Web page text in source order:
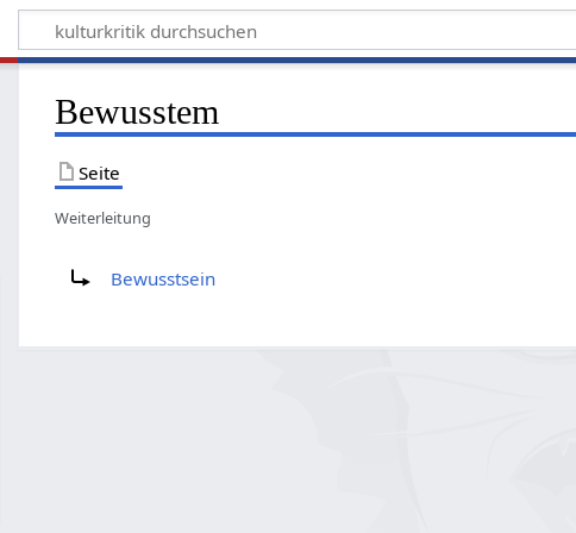
Bewusstem
Seite
Weiterleitung
Bewusstsein